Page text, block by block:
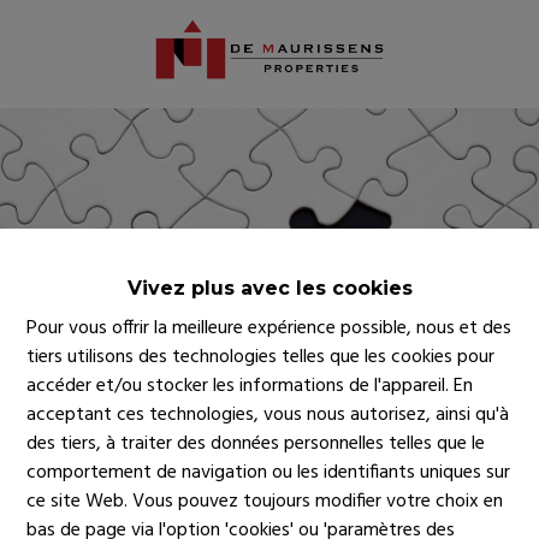
Vivez plus avec les cookies
Pour vous offrir la meilleure expérience possible, nous et des
tiers utilisons des technologies telles que les cookies pour
accéder et/ou stocker les informations de l'appareil. En
acceptant ces technologies, vous nous autorisez, ainsi qu'à
des tiers, à traiter des données personnelles telles que le
comportement de navigation ou les identifiants uniques sur
ce site Web. Vous pouvez toujours modifier votre choix en
bas de page via l'option 'cookies' ou 'paramètres des